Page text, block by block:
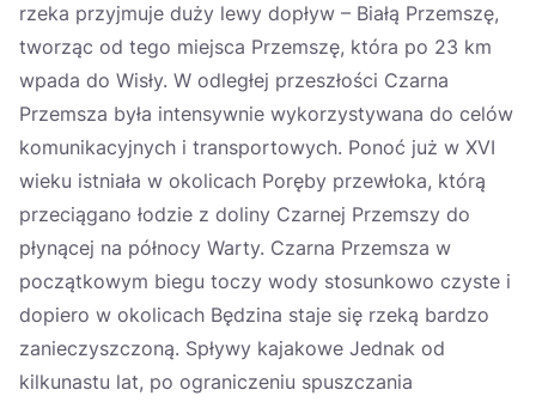
rzeka przyjmuje duży lewy dopływ – Białą Przemszę,
tworząc od tego miejsca Przemszę, która po 23 km
wpada do Wisły. W odległej przeszłości Czarna
Przemsza była intensywnie wykorzystywana do celów
komunikacyjnych i transportowych. Ponoć już w XVI
wieku istniała w okolicach Poręby przewłoka, którą
przeciągano łodzie z doliny Czarnej Przemszy do
płynącej na północy Warty. Czarna Przemsza w
początkowym biegu toczy wody stosunkowo czyste i
dopiero w okolicach Będzina staje się rzeką bardzo
zanieczyszczoną. Spływy kajakowe Jednak od
kilkunastu lat, po ograniczeniu spuszczania